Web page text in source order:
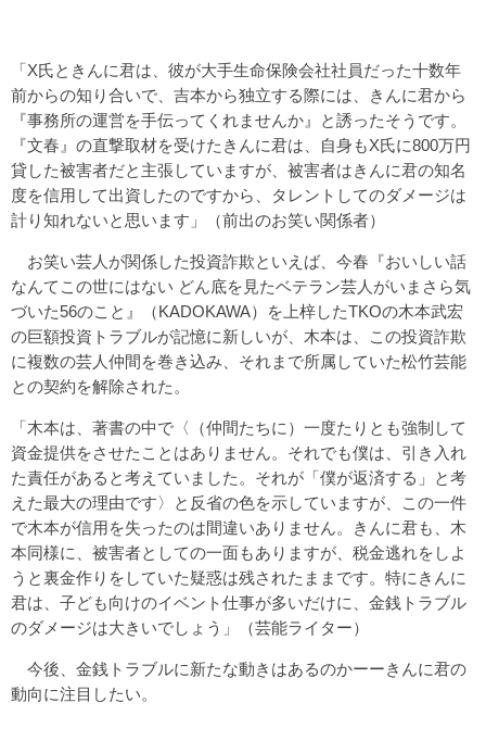
「X氏ときんに君は、彼が大手生命保険会社社員だった十数年
前からの知り合いで、吉本から独立する際には、きんに君から
『事務所の運営を手伝ってくれませんか』と誘ったそうです。
『文春』の直撃取材を受けたきんに君は、自身もX氏に800万円
貸した被害者だと主張していますが、被害者はきんに君の知名
度を信用して出資したのですから、タレントしてのダメージは
計り知れないと思います」（前出のお笑い関係者）
お笑い芸人が関係した投資詐欺といえば、今春『おいしい話
なんてこの世にはない どん底を見たベテラン芸人がいまさら気
づいた56のこと』（KADOKAWA）を上梓したTKOの木本武宏
の巨額投資トラブルが記憶に新しいが、木本は、この投資詐欺
に複数の芸人仲間を巻き込み、それまで所属していた松竹芸能
との契約を解除された。
「木本は、著書の中で〈（仲間たちに）一度たりとも強制して
資金提供をさせたことはありません。それでも僕は、引き入れ
た責任があると考えていました。それが「僕が返済する」と考
えた最大の理由です〉と反省の色を示していますが、この一件
で木本が信用を失ったのは間違いありません。きんに君も、木
本同様に、被害者としての一面もありますが、税金逃れをしよ
うと裏金作りをしていた疑惑は残されたままです。特にきんに
君は、子ども向けのイベント仕事が多いだけに、金銭トラブル
のダメージは大きいでしょう」（芸能ライター）
今後、金銭トラブルに新たな動きはあるのかーーきんに君の
動向に注目したい。